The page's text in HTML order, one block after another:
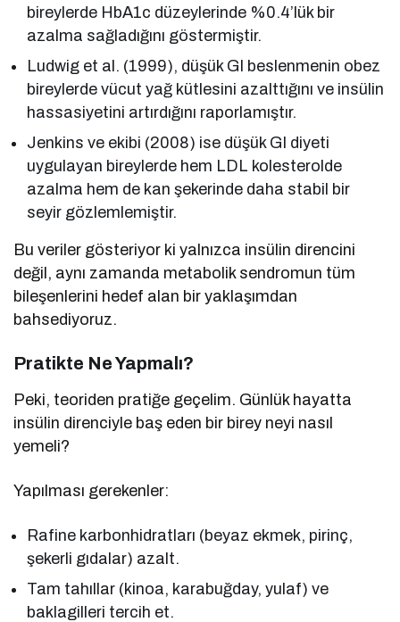
bireylerde HbA1c düzeylerinde %0.4’lük bir
azalma sağladığını göstermiştir.
Ludwig et al. (1999), düşük GI beslenmenin obez
bireylerde vücut yağ kütlesini azalttığını ve insülin
hassasiyetini artırdığını raporlamıştır.
Jenkins ve ekibi (2008) ise düşük GI diyeti
uygulayan bireylerde hem LDL kolesterolde
azalma hem de kan şekerinde daha stabil bir
seyir gözlemlemiştir.
Bu veriler gösteriyor ki yalnızca insülin direncini
değil, aynı zamanda metabolik sendromun tüm
bileşenlerini hedef alan bir yaklaşımdan
bahsediyoruz.
Pratikte Ne Yapmalı?
Peki, teoriden pratiğe geçelim. Günlük hayatta
insülin direnciyle baş eden bir birey neyi nasıl
yemeli?
Yapılması gerekenler:
Rafine karbonhidratları (beyaz ekmek, pirinç,
şekerli gıdalar) azalt.
Tam tahıllar (kinoa, karabuğday, yulaf) ve
baklagilleri tercih et.